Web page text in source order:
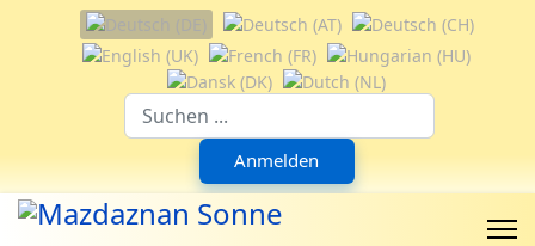
Sprache auswählen
Anmelden